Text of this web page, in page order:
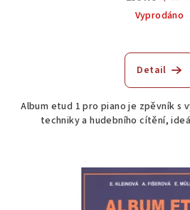
Vyprodáno
z
5
Detail
Album etud 1 pro piano je zpěvník s
techniky a hudebního cítění,